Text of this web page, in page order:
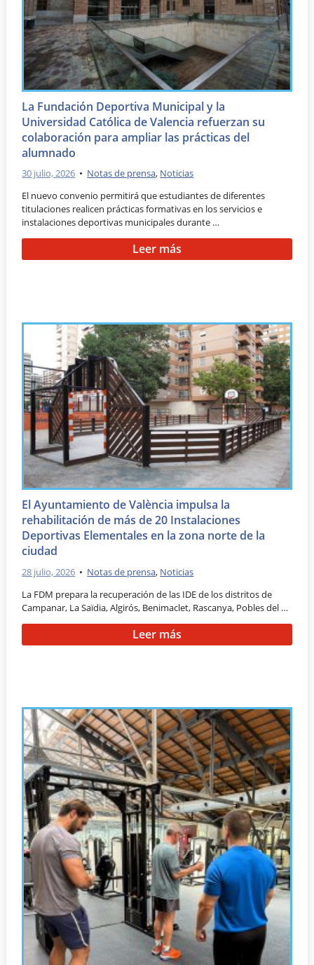
La Fundación Deportiva Municipal y la
Universidad Católica de Valencia refuerzan su
colaboración para ampliar las prácticas del
alumnado
30 julio, 2026 • Notas de prensa, Noticias
El nuevo convenio permitirá que estudiantes de diferentes
titulaciones realicen prácticas formativas en los servicios e
instalaciones deportivas municipales durante …
Leer más
El Ayuntamiento de València impulsa la
rehabilitación de más de 20 Instalaciones
Deportivas Elementales en la zona norte de la
ciudad
28 julio, 2026 • Notas de prensa, Noticias
La FDM prepara la recuperación de las IDE de los distritos de
Campanar, La Saïdia, Algirós, Benimaclet, Rascanya, Pobles del …
Leer más